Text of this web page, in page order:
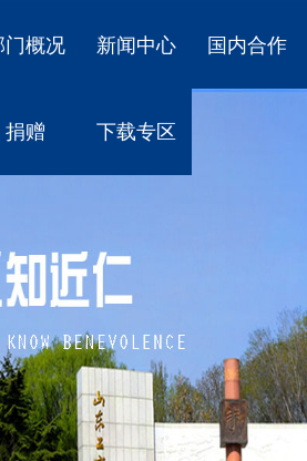
门概况 新闻中心 国内合作
捐赠 下载专区